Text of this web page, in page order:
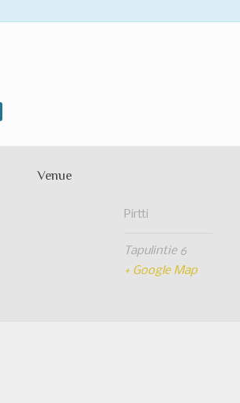
Venue
Pirtti
Tapulintie 6
+ Google Map